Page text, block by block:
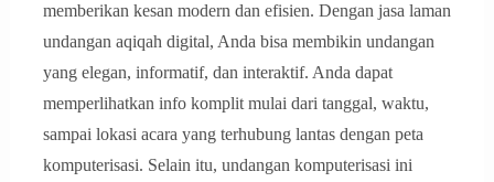
memberikan kesan modern dan efisien. Dengan jasa laman
undangan aqiqah digital, Anda bisa membikin undangan
yang elegan, informatif, dan interaktif. Anda dapat
memperlihatkan info komplit mulai dari tanggal, waktu,
sampai lokasi acara yang terhubung lantas dengan peta
komputerisasi. Selain itu, undangan komputerisasi ini